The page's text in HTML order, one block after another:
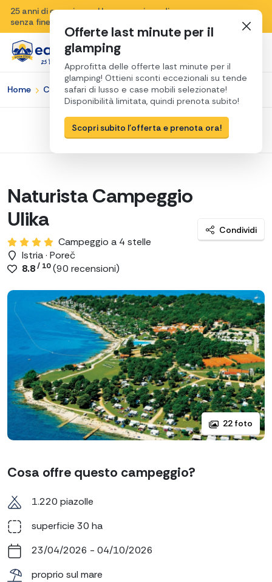
Offerte last minute per il
glamping
Approfitta delle offerte last minute per il
glamping! Ottieni sconti eccezionali su tende
safari di lusso e case mobili selezionate!
Disponibilità limitata, quindi prenota subito!
Scopri subito l'offerta e prenota ora!
25 anni di esperienza, Una sensazione di vacanza
senza fine e una passione per la Croazia.
Home Campeggi in Croazia Istria Poreč Naturista Campeggio Ulika
Animazione per grandi e piccini
Piscina d'acqua dolce
8 km da Parenzo
Naturista Campeggio
Ulika
Campeggio a 4 stelle
Istria · Poreč
8.8/ 10(90 recensioni)
Condividi
22 foto
Cosa offre questo campeggio?
1.220 piazolle
superficie 30 ha
23/04/2026 - 04/10/2026
proprio sul mare